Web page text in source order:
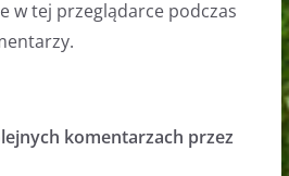
w tej przeglądarce podczas
komentarzach przez